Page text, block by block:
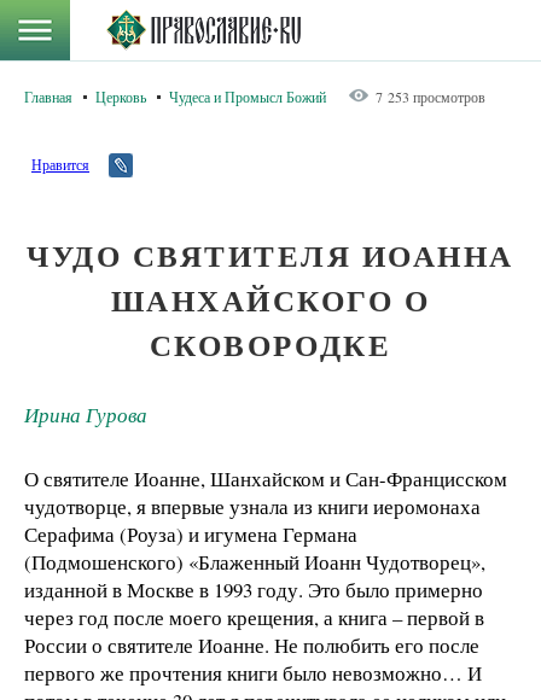
Главная Церковь Чудеса и Промысл Божий 7 253 просмотров
Нравится
ЧУДО СВЯТИТЕЛЯ ИОАННА
ШАНХАЙСКОГО О
СКОВОРОДКЕ
Ирина Гурова
О святителе Иоанне, Шанхайском и Сан-Францисском
чудотворце, я впервые узнала из книги иеромонаха
Серафима (Роуза) и игумена Германа
(Подмошенского) «Блаженный Иоанн Чудотворец»,
изданной в Москве в 1993 году. Это было примерно
через год после моего крещения, а книга – первой в
России о святителе Иоанне. Не полюбить его после
первого же прочтения книги было невозможно… И